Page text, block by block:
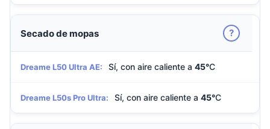
Secado de mopas ?
Dreame L50 Ultra AE: Sí, con aire caliente a 45°C
Dreame L50s Pro Ultra: Sí, con aire caliente a 45°C